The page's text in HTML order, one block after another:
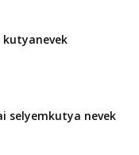
kutyanevek
selyemkutya nevek